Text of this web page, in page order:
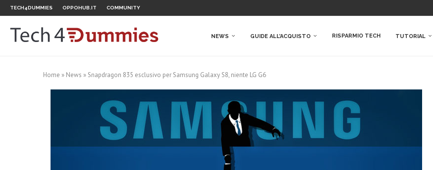
TECH4DUMMIES OPPOHUB.IT COMMUNITY
NEWS GUIDE ALL’ACQUISTO RISPARMIO TECH TUTORIAL
Home » News » Snapdragon 835 esclusivo per Samsung Galaxy S8, niente LG G6